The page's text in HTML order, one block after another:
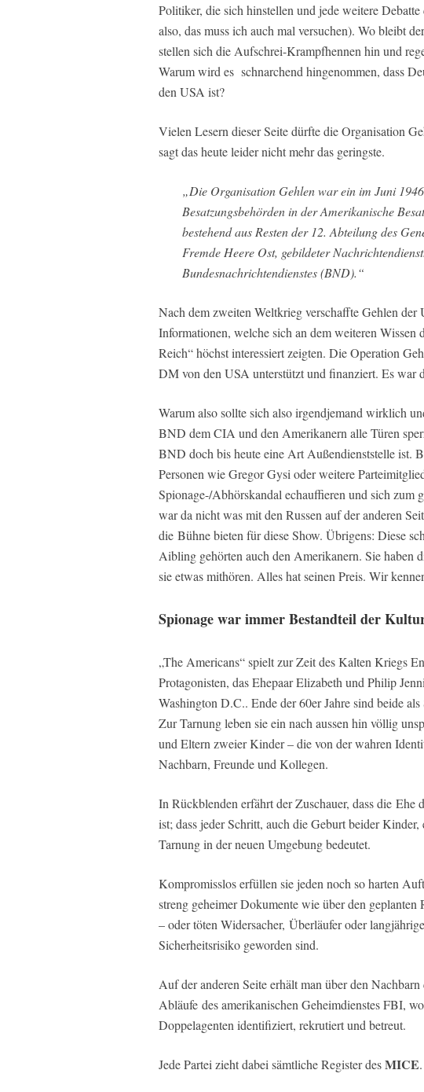
Politiker, die sich hinstellen und jede weitere
also, das muss ich auch mal versuchen). Wo bleibt
stellen sich die Aufschrei-Krampfhennen hin und
Warum wird es schnarchend hingenommen, dass
den USA ist?
Vielen Lesern dieser Seite dürfte die Organisation
sagt das heute leider nicht mehr das geringste.
„Die Organisation Gehlen war ein im Juni
Besatzungsbehörden in der Amerikanische
bestehend aus Resten der 12. Abteilung des
Fremde Heere Ost, gebildeter
Bundesnachrichtendienstes (BND).“
Nach dem zweiten Weltkrieg verschaffte Gehlen der
Informationen, welche sich an dem weiteren Wissen
Reich“ höchst interessiert zeigten. Die Operation
DM von den USA unterstützt und finanziert. Es war
Warum also sollte sich also irgendjemand wirklich
BND dem CIA und den Amerikanern alle Türen
BND doch bis heute eine Art Außendienststelle ist.
Personen wie Gregor Gysi oder weitere
Spionage-/Abhörskandal echauffieren und sich
war da nicht was mit den Russen auf der anderen
die Bühne bieten für diese Show. Übrigens: Diese
Aibling gehörten auch den Amerikanern. Sie haben
sie etwas mithören. Alles hat seinen Preis. Wir
Spionage war immer Bestandteil der
„The Americans“ spielt zur Zeit des Kalten Kriegs
Protagonisten, das Ehepaar Elizabeth und Philip
Washington D.C.. Ende der 60er Jahre sind beide
Zur Tarnung leben sie ein nach aussen hin völlig
und Eltern zweier Kinder – die von der wahren
Nachbarn, Freunde und Kollegen.
In Rückblenden erfährt der Zuschauer, dass die
ist; dass jeder Schritt, auch die Geburt beider
Tarnung in der neuen Umgebung bedeutet.
Kompromisslos erfüllen sie jeden noch so harten
streng geheimer Dokumente wie über den
– oder töten Widersacher, Überläufer oder
Sicherheitsrisiko geworden sind.
Auf der anderen Seite erhält man über den
Abläufe des amerikanischen Geheimdienstes FBI,
Doppelagenten identifiziert, rekrutiert und betreut.
Jede Partei zieht dabei sämtliche Register desMICE.